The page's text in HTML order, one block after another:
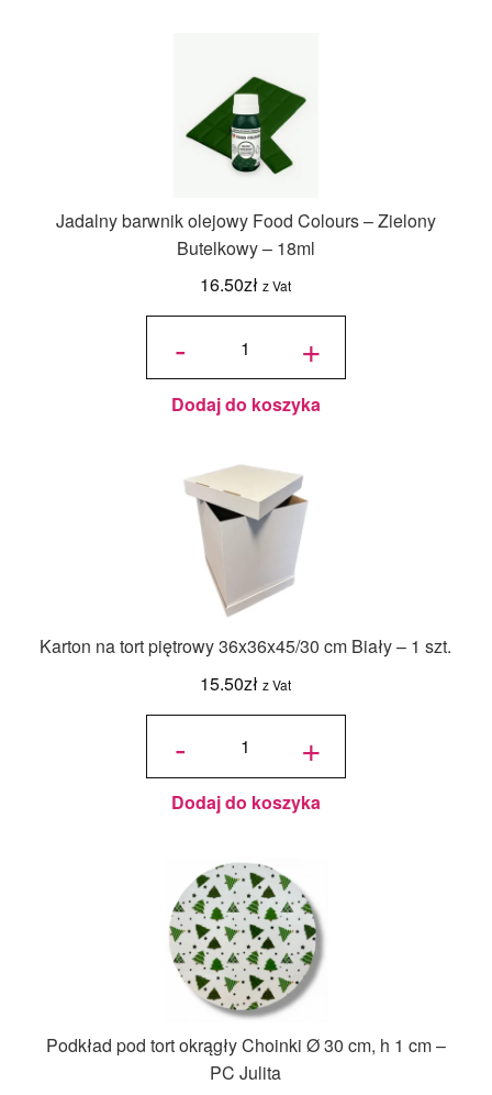
Jadalny barwnik olejowy Food Colours – Zielony
Butelkowy – 18ml
16.50zł z Vat
-
ilość
olejowy
Food
Colours -
Zielony
Butelkowy
+
Dodaj do koszyka
Karton na tort piętrowy 36x36x45/30 cm Biały – 1 szt.
15.50zł z Vat
-
ilość Karton
36x36x45/30
cm Biały - 1
szt. +
Dodaj do koszyka
Podkład pod tort okrągły Choinki Ø 30 cm, h 1 cm –
PC Julita